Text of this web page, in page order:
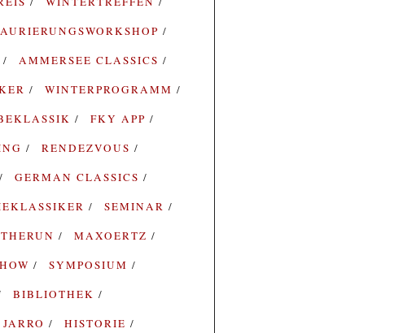
AMMERSEE CLASSICS
WINTERPROGRAMM
FKY APP
RENDEZVOUS
GERMAN CLASSICS
SEMINAR
THERUN
MAXOERTZ
SYMPOSIUM
BIBLIOTHEK
JARRO
HISTORIE